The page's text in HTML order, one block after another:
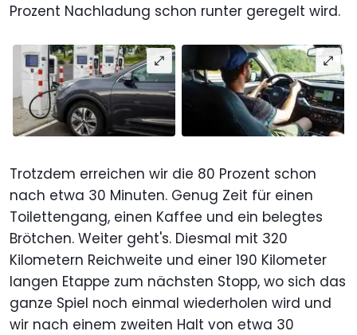
Prozent Nachladung schon runter geregelt wird.
Trotzdem erreichen wir die 80 Prozent schon
nach etwa 30 Minuten. Genug Zeit für einen
Toilettengang, einen Kaffee und ein belegtes
Brötchen. Weiter geht's. Diesmal mit 320
Kilometern Reichweite und einer 190 Kilometer
langen Etappe zum nächsten Stopp, wo sich das
ganze Spiel noch einmal wiederholen wird und
wir nach einem zweiten Halt von etwa 30